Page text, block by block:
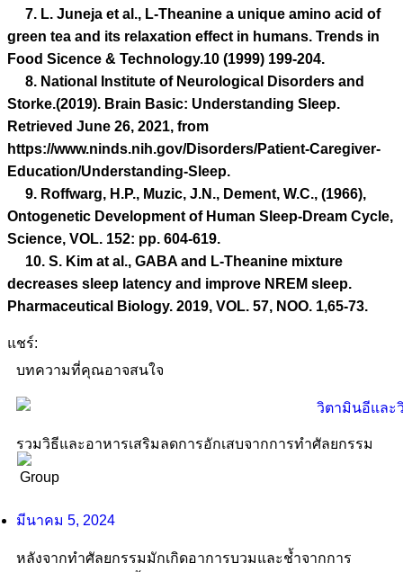
7. L. Juneja et al., L-Theanine a unique amino acid of
green tea and its relaxation effect in humans. Trends in
Food Sicence & Technology.10 (1999) 199-204.
8. National Institute of Neurological Disorders and
Storke.(2019). Brain Basic: Understanding Sleep.
Retrieved June 26, 2021, from
https://www.ninds.nih.gov/Disorders/Patient-Caregiver-
Education/Understanding-Sleep.
9. Roffwarg, H.P., Muzic, J.N., Dement, W.C., (1966),
Ontogenetic Development of Human Sleep-Dream Cycle,
Science, VOL. 152: pp. 604-619.
10. S. Kim at al., GABA and L-Theanine mixture
decreases sleep latency and improve NREM sleep.
Pharmaceutical Biology. 2019, VOL. 57, NOO. 1,65-73.
แชร์:
บทความที่คุณอาจสนใจ
รวมวิธีและอาหารเสริมลดการอักเสบจากการทำศัลยกรรม
มีนาคม 5, 2024
หลังจากทำศัลยกรรมมักเกิดอาการบวมและช้ำจากการ